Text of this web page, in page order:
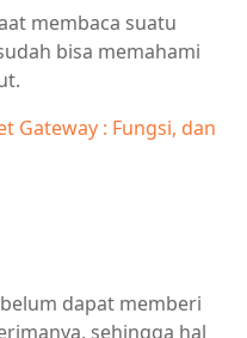
membaca suatu
bisa memahami
Gateway : Fungsi, dan
dapat memberi
sehingga hal